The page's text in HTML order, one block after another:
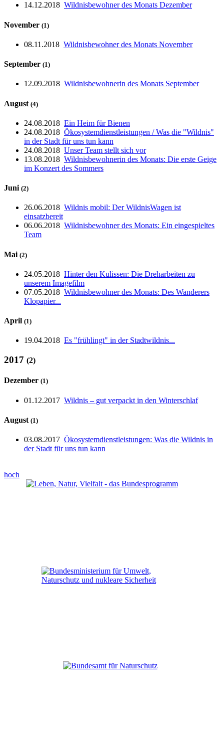
14.12.2018 Wildnisbewohner des Monats Dezember
November (1)
08.11.2018 Wildnisbewohner des Monats November
September (1)
12.09.2018 Wildnisbewohnerin des Monats September
August (4)
24.08.2018 Ein Heim für Bienen
24.08.2018 Ökosystemdienstleistungen / Was die "Wildnis"
in der Stadt für uns tun kann
24.08.2018 Unser Team stellt sich vor
13.08.2018 Wildnisbewohnerin des Monats: Die erste Geige
im Konzert des Sommers
Juni (2)
26.06.2018 Wildnis mobil: Der WildnisWagen ist
einsatzbereit
06.06.2018 Wildnisbewohner des Monats: Ein eingespieltes
Team
Mai (2)
24.05.2018 Hinter den Kulissen: Die Dreharbeiten zu
unserem Imagefilm
07.05.2018 Wildnisbewohner des Monats: Des Wanderers
Klopapier...
April (1)
19.04.2018 Es "frühlingt" in der Stadtwildnis...
2017 (2)
Dezember (1)
01.12.2017 Wildnis – gut verpackt in den Winterschlaf
August (1)
03.08.2017 Ökosystemdienstleistungen: Was die Wildnis in
der Stadt für uns tun kann
hoch